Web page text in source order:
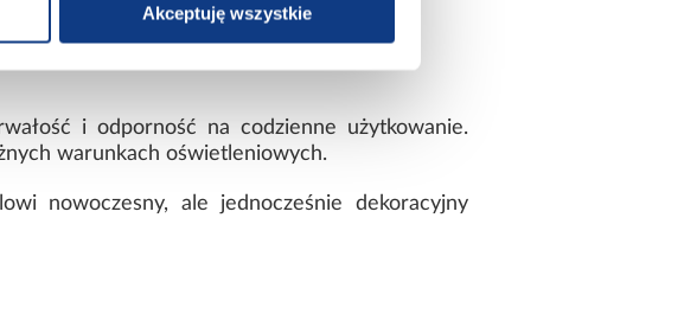
Akceptuję wszystkie
i odporność na codzienne użytkowanie.
warunkach oświetleniowych.
nowoczesny, ale jednocześnie dekoracyjny